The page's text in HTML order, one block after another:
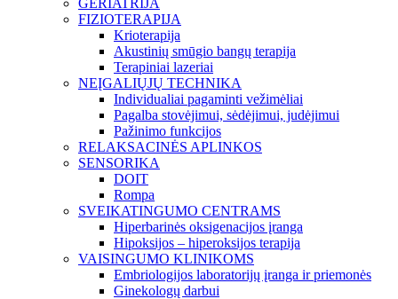
GERIATRIJA
FIZIOTERAPIJA
Krioterapija
Akustinių smūgio bangų terapija
Terapiniai lazeriai
NEĮGALIŲJŲ TECHNIKA
Individualiai pagaminti vežimėliai
Pagalba stovėjimui, sėdėjimui, judėjimui
Pažinimo funkcijos
RELAKSACINĖS APLINKOS
SENSORIKA
DOIT
Rompa
SVEIKATINGUMO CENTRAMS
Hiperbarinės oksigenacijos įranga
Hipoksijos – hiperoksijos terapija
VAISINGUMO KLINIKOMS
Embriologijos laboratorijų įranga ir priemonės
Ginekologų darbui